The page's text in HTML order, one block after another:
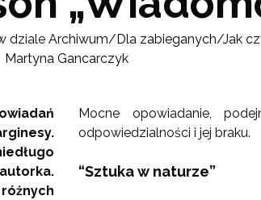
dziale Archiwum/ Dla zabieganych/Jak
Martyna Gancarczyk
Mocne opowiadanie,
odpowiedzialności i jej braku.
“Sztuka w naturze”